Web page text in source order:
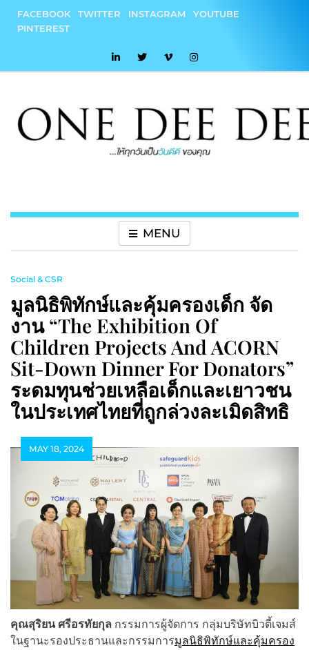
content
FACEBOOK TWITTER INSTAGRAM
YOUTUBE
PINTEREST
MENU
Social & CSR
มูลนิธิพิทักษ์และคุ้มครองเด็ก จัด
งาน “The Exhibition Of
Children Projects And ACORN
Sit-Down Dinner For Donators”
ระดมทุนช่วยเหลือเด็กและเยาวชน
ในประเทศไทยที่ถูกล่วงละเมิดสิทธิ
MAY 18, 2024
คุณสุริยน ศรีอรทัยกุล กรรมการผู้จัดการ กลุ่มบริษัทบิวตี้เจมส์
ในฐานะรองประธานและกรรมการมูลนิธิพิทักษ์และคุ้มครอง